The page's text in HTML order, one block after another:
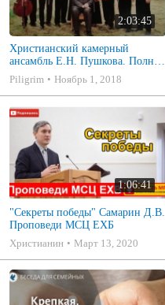
2:03:45
Христианский камерный
ансамбль Е.Н. Пушкова. Полное
собрание
Piligrim Ноябрь 1, 2018
1:06:41
"Секреты победы" Самарин Д.В.
Проповеди МСЦ ЕХБ
Христианин
Март 13, 2020